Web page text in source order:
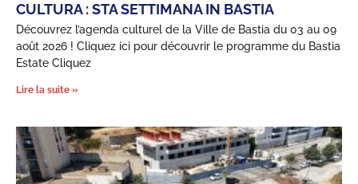
CULTURA : STA SETTIMANA IN BASTIA
Découvrez l’agenda culturel de la Ville de Bastia du 03 au 09
août 2026 ! Cliquez ici pour découvrir le programme du Bastia
Estate Cliquez
Lire la suite »